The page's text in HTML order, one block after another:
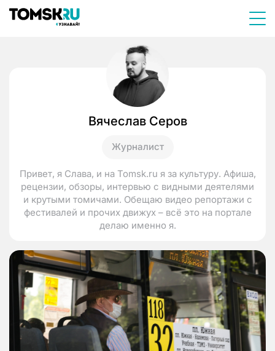
Вячеслав Серов
Журналист
Привет, я Слава, и на Tomsk.ru я за культуру. Афиша,
рецензии, обзоры, интервью с видными деятелями
и крутыми томичами. Обещаю видео репортажи с
фестивалей и прочих движух – всё это на портале
делаю именно я.